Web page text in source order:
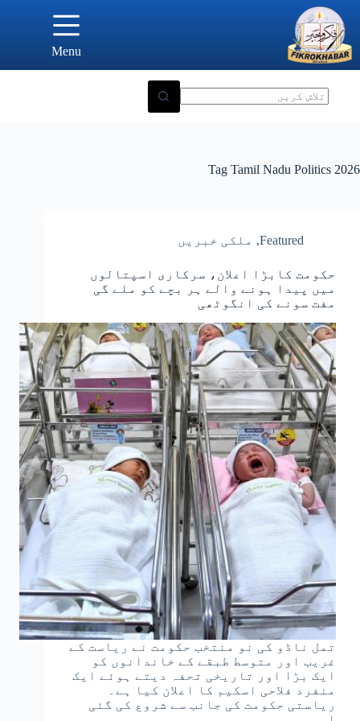
content
Menu
Tag Tamil Nadu Politics 2026
Featured
, ملکی خبریں
حکومت کابڑا اعلان، سرکاری اسپتالوں
میں پیدا ہونے والے ہر بچے کو ملے گی
مفت سونے کی انگوٹھی
تمل ناڈو کی نو منتخب حکومت نے ریاست کے
غریب اور متوسط طبقے کے خاندانوں کو
ایک بڑا اور تاریخی تحفہ دیتے ہوئے ایک
منفرد فلاحی اسکیم کا اعلان کیا ہے۔
ریاستی حکومت کی جانب سے شروع کی گئی